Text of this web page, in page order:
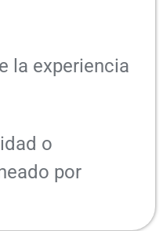
la experiencia
o
por